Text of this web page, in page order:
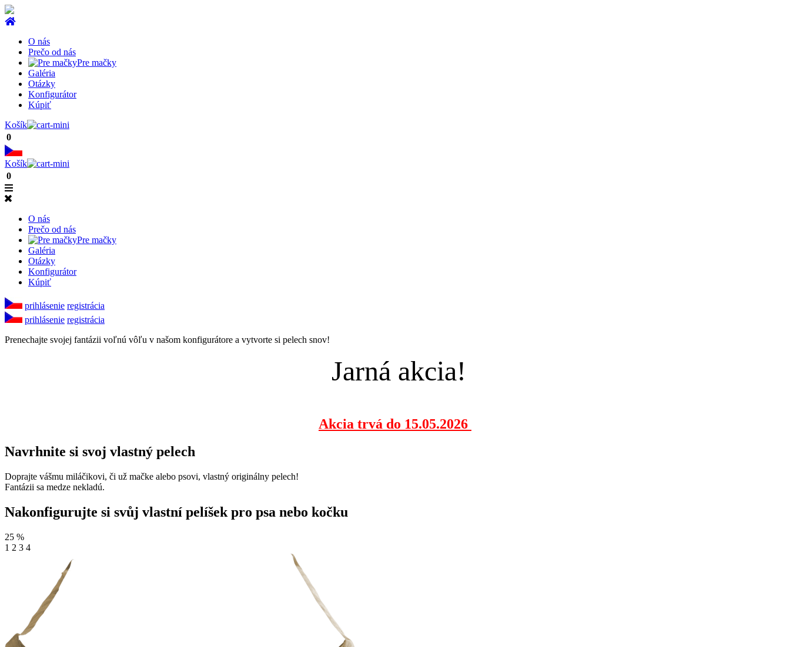
O nás
Prečo od nás
Pre mačky
Galéria
Otázky
Konfigurátor
Kúpiť
Košík
0
Košík
0
O nás
Prečo od nás
Pre mačky
Galéria
Otázky
Konfigurátor
Kúpiť
prihlásenie registrácia
prihlásenie registrácia
Prenechajte svojej fantázii voľnú vôľu v našom konfigurátore a vytvorte si pelech snov!
Jarná akcia!
Akcia trvá do 15.05.2026
Navrhnite si svoj vlastný pelech
Doprajte vášmu miláčikovi, či už mačke alebo psovi, vlastný originálny pelech!
Fantázii sa medze nekladú.
Nakonfigurujte si svůj vlastní pelíšek pro psa nebo kočku
25 %
1 2 3 4